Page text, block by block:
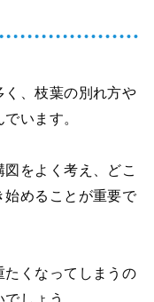
く、枝葉の別れ方や
います。
をよく考え、どこ
始めることが重要で
たくなってしまうの
しょう。